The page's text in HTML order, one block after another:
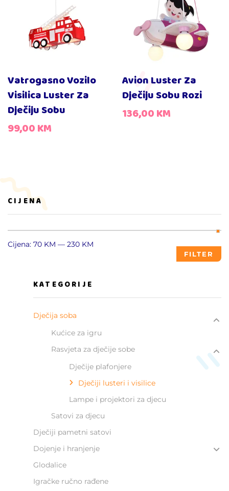
CIJENA
FILTER
Cijena: 70 KM — 230 KM
KATEGORIJE
Dječija soba
Kućice za igru
Rasvjeta za dječije sobe
Dječije plafonjere
Dječiji lusteri i visilice
Lampe i projektori za djecu
Satovi za djecu
Dječiji pametni satovi
Dojenje i hranjenje
Glodalice
Igračke ručno rađene
Vatrogasno Vozilo
Visilica Luster Za
Dječiju Sobu
99,00KM
Avion Luster Za
Dječiju Sobu Rozi
136,00KM